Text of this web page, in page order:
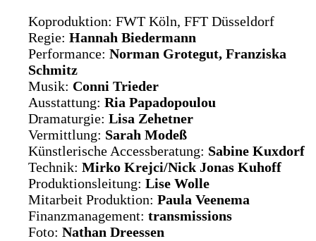
Koproduktion: FWT Köln, FFT Düsseldorf
Regie: Hannah Biedermann
Performance: Norman Grotegut, Franziska
Schmitz
Musik: Conni Trieder
Ausstattung: Ria Papadopoulou
Drama­turgie: Lisa Zehetner
Vermittlung: Sarah Modeß
Künstlerische Accessberatung: Sabine Kuxdorf
Technik: Mirko Krejci/Nick Jonas Kuhoff
Produktionsleitung: Lise Wolle
Mitarbeit Produktion: Paula Veenema
Finanzmanagement: transmissions
Foto: Nathan Dreessen